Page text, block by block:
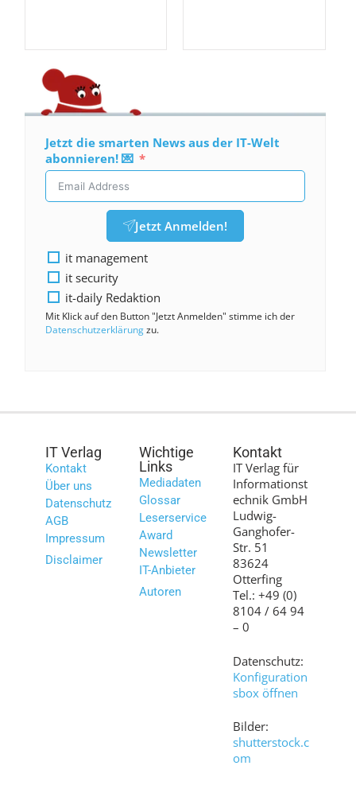
Jetzt die smarten News aus der IT-Welt
abonnieren! 💌
Jetzt Anmelden!
it management
it security
it-daily Redaktion
Mit Klick auf den Button "Jetzt Anmelden" stimme ich der
Datenschutzerklärungzu.
IT Verlag
Kontakt
Über uns
Datenschutz
AGB
Impressum
Disclaimer
Wichtige
Links
Mediadaten
Glossar
Leserservice
Award
Newsletter
IT-Anbieter
Autoren
Kontakt
IT Verlag für
Informationst
echnik GmbH
Ludwig-
Ganghofer-
Str. 51
83624
Otterfing
Tel.: +49 (0)
8104 / 64 94
– 0
Datenschutz:
Konfiguration
sbox öffnen
Bilder:
shutterstock.c
om